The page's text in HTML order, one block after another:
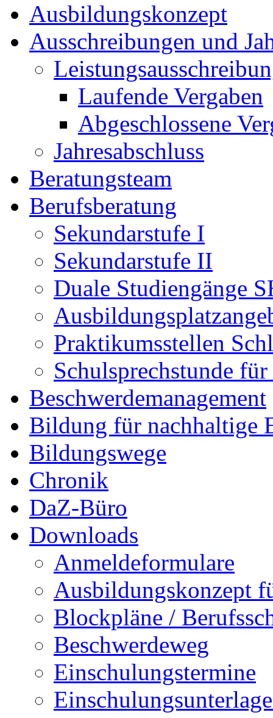
Ausbildungskonzept
Ausschreibungen und
Laufende Vergaben
Abgeschlossene
Jahresabschluss
Beratungsteam
Berufsberatung
Sekundarstufe I
Sekundarstufe II
Duale Studiengänge
Praktikumsstellen
Schulsprechstunde
Beschwerdemanagement
Bildung für nachhaltige
Bildungswege
Chronik
DaZ-Büro
Downloads
Anmeldeformulare
Ausbildungskonzept
Blockpläne /
Beschwerdeweg
Einschulungstermine